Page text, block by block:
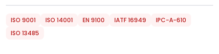
ISO 9001 ISO 14001 EN 9100 IATF 16949
IPC-A-610
ISO 13485